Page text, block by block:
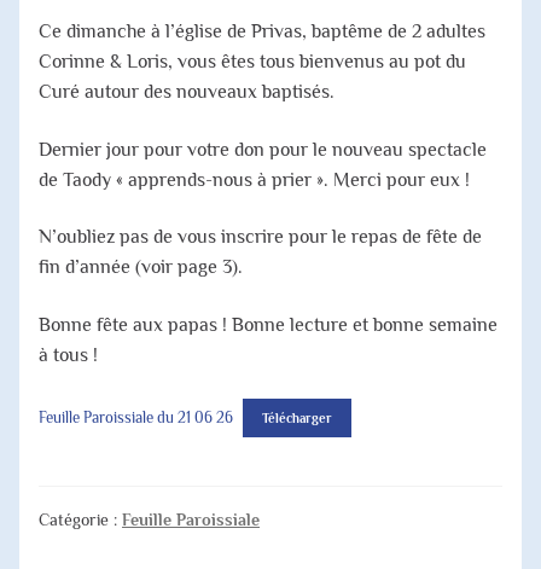
Ce dimanche à l’église de Privas, baptême de 2 adultes
Corinne & Loris, vous êtes tous bienvenus au pot du
Curé autour des nouveaux baptisés.
Dernier jour pour votre don pour le nouveau spectacle
de Taody « apprends-nous à prier ». Merci pour eux !
N’oubliez pas de vous inscrire pour le repas de fête de
fin d’année (voir page 3).
Bonne fête aux papas ! Bonne lecture et bonne semaine
à tous !
Feuille Paroissiale du 21 06 26 Télécharger
Catégorie : Feuille Paroissiale